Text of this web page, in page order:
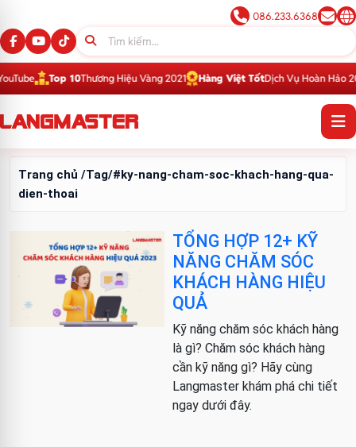
086.233.6368
Top 10Thương Hiệu Vàng 2021 Hàng Việt TốtDịch Vụ Hoàn Hảo 2016
Trang chủ /Tag/#ky-nang-cham-soc-khach-hang-qua-
dien-thoai
TỔNG HỢP 12+ KỸ
NĂNG CHĂM SÓC
KHÁCH HÀNG HIỆU
QUẢ
Kỹ năng chăm sóc khách hàng
là gì? Chăm sóc khách hàng
cần kỹ năng gì? Hãy cùng
Langmaster khám phá chi tiết
ngay dưới đây.